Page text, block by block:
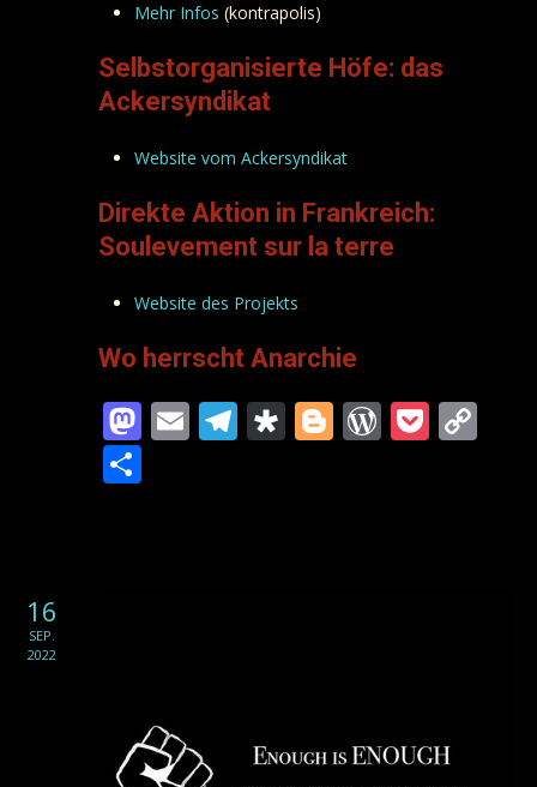
Mehr Infos (kontrapolis)
Selbstorganisierte Höfe: das
Ackersyndikat
Website vom Ackersyndikat
Direkte Aktion in Frankreich:
Soulevement sur la terre
Website des Projekts
Wo herrscht Anarchie
Mastodon
EmailTelegram
Diaspora
Blogger
16
SEP.
2022